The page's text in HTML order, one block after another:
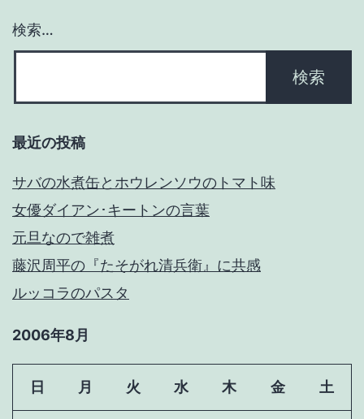
ン
検索…
最近の投稿
サバの水煮缶とホウレンソウのトマト味
女優ダイアン･キートンの言葉
元旦なので雑煮
藤沢周平の『たそがれ清兵衛』に共感
ルッコラのパスタ
2006年8月
日 月 火 水 木 金 土